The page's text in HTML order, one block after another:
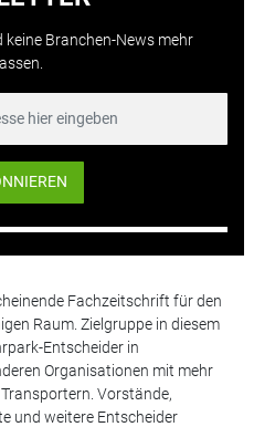
Branchen-News mehr
Fachzeitschrift für den
Raum. Zielgruppe in diesem
Entscheider in
Organisationen mit mehr
Vorstände,
und weitere Entscheider